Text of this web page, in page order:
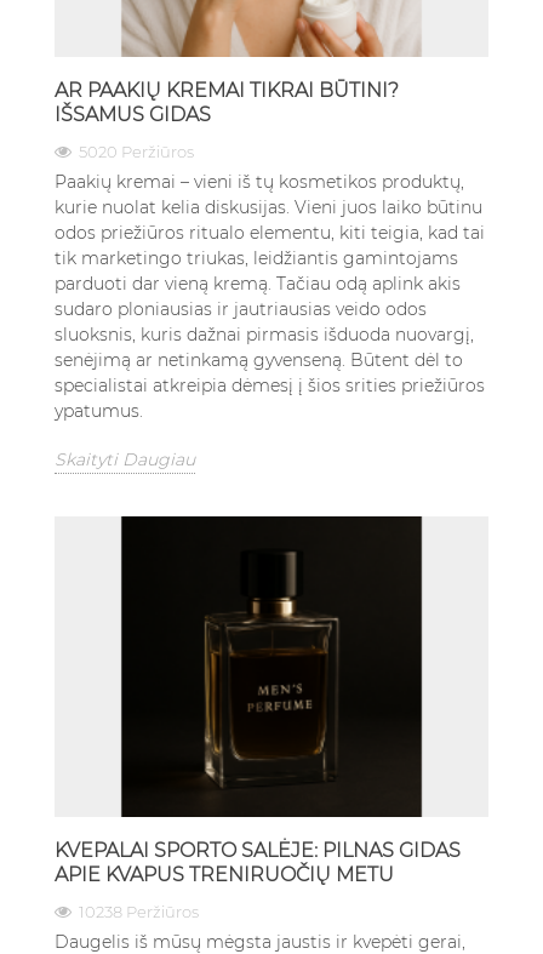
AR PAAKIŲ KREMAI TIKRAI BŪTINI?
IŠSAMUS GIDAS
5020 Peržiūros
Paakių kremai – vieni iš tų kosmetikos produktų,
kurie nuolat kelia diskusijas. Vieni juos laiko būtinu
odos priežiūros ritualo elementu, kiti teigia, kad tai
tik marketingo triukas, leidžiantis gamintojams
parduoti dar vieną kremą. Tačiau odą aplink akis
sudaro ploniausias ir jautriausias veido odos
sluoksnis, kuris dažnai pirmasis išduoda nuovargį,
senėjimą ar netinkamą gyvenseną. Būtent dėl to
specialistai atkreipia dėmesį į šios srities priežiūros
ypatumus.
Skaityti Daugiau
KVEPALAI SPORTO SALĖJE: PILNAS GIDAS
APIE KVAPUS TRENIRUOČIŲ METU
10238 Peržiūros
Daugelis iš mūsų mėgsta jaustis ir kvepėti gerai,